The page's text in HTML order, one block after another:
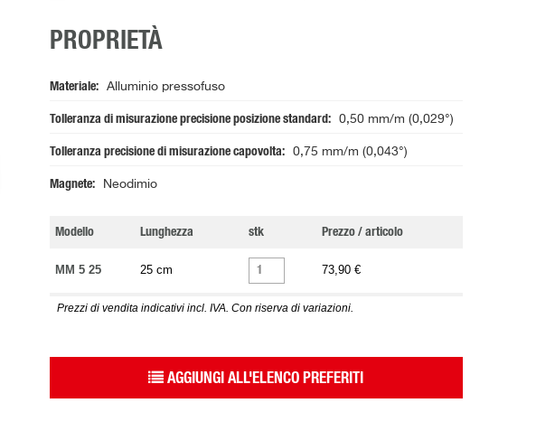
PROPRIETÀ
Materiale Alluminio pressofuso
Tolleranza di misurazione precisione posizione standard 0,50 mm/m (0,029°)
Tolleranza precisione di misurazione capovolta 0,75 mm/m (0,043°)
Magnete Neodimio
Modello Lunghezza stk Prezzo / articolo
MM 5 25 25 cm 73,90 €
Prezzi di vendita indicativi incl. IVA. Con riserva di variazioni.
AGGIUNGI ALL'ELENCO PREFERITI